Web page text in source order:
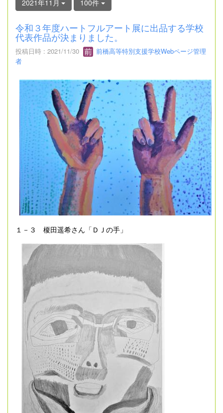
2021年11月 100件
令和３年度ハートフルアート展に出品する学校
代表作品が決まりました。
投稿日時 : 2021/11/30
前橋高等特別支援学校Webページ管理
者
１－３ 榎田遥希さん「ＤＪの手」